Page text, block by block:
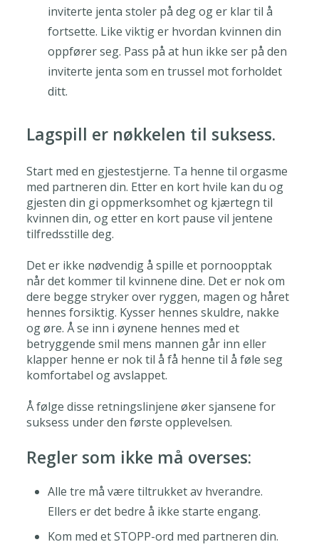
inviterte jenta stoler på deg og er klar til å
fortsette. Like viktig er hvordan kvinnen din
oppfører seg. Pass på at hun ikke ser på den
inviterte jenta som en trussel mot forholdet
ditt.
Lagspill er nøkkelen til suksess.
Start med en gjestestjerne. Ta henne til orgasme
med partneren din. Etter en kort hvile kan du og
gjesten din gi oppmerksomhet og kjærtegn til
kvinnen din, og etter en kort pause vil jentene
tilfredsstille deg.
Det er ikke nødvendig å spille et pornoopptak
når det kommer til kvinnene dine. Det er nok om
dere begge stryker over ryggen, magen og håret
hennes forsiktig. Kysser hennes skuldre, nakke
og øre. Å se inn i øynene hennes med et
betryggende smil mens mannen går inn eller
klapper henne er nok til å få henne til å føle seg
komfortabel og avslappet.
Å følge disse retningslinjene øker sjansene for
suksess under den første opplevelsen.
Regler som ikke må overses:
Alle tre må være tiltrukket av hverandre.
Ellers er det bedre å ikke starte engang.
Kom med et STOPP-ord med partneren din.